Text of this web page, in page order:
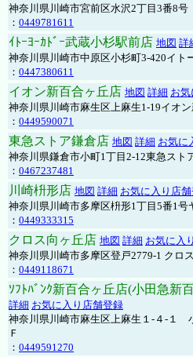
神奈川県川崎市宮前区水沢2丁目3番8号
： 0449781611
ｲﾄｰﾖｰｶﾄﾞｰ武蔵小杉駅前店 地図 詳
神奈川県川崎市中原区小杉町3-420イト
： 0447380611
イオン新百合ヶ丘店 地図 詳細 お
神奈川県川崎市麻生区上麻生1-19イオ
： 0449590071
東急ストア鎌倉店 地図 詳細 お気に
神奈川県鎌倉市小町1丁目2-12東急スト
： 0467237481
川崎枡形店 地図 詳細 お気に入り店
神奈川県川崎市多摩区枡形1丁目5番1号
： 0449333315
クロス向ヶ丘店 地図 詳細 お気に入
神奈川県川崎市多摩区登戸2779-1 クロ
： 0449118671
ｿﾌﾄﾊﾞﾝｸ新百合ヶ丘店(小田急新
詳細 お気に入り店舗登録
神奈川県川崎市麻生区上麻生１-４-１
Ｆ
： 0449591270